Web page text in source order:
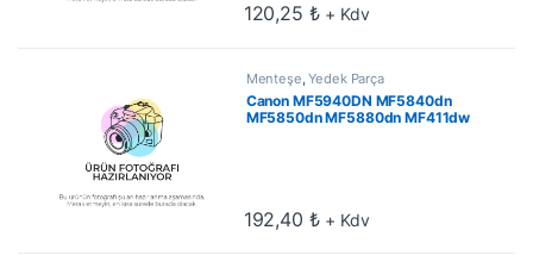
120,25 ₺ + Kdv
Menteşe ,Yedek Parça
Canon MF5940DN MF5840dn
MF5850dn MF5880dn MF411dw
192,40 ₺ + Kdv